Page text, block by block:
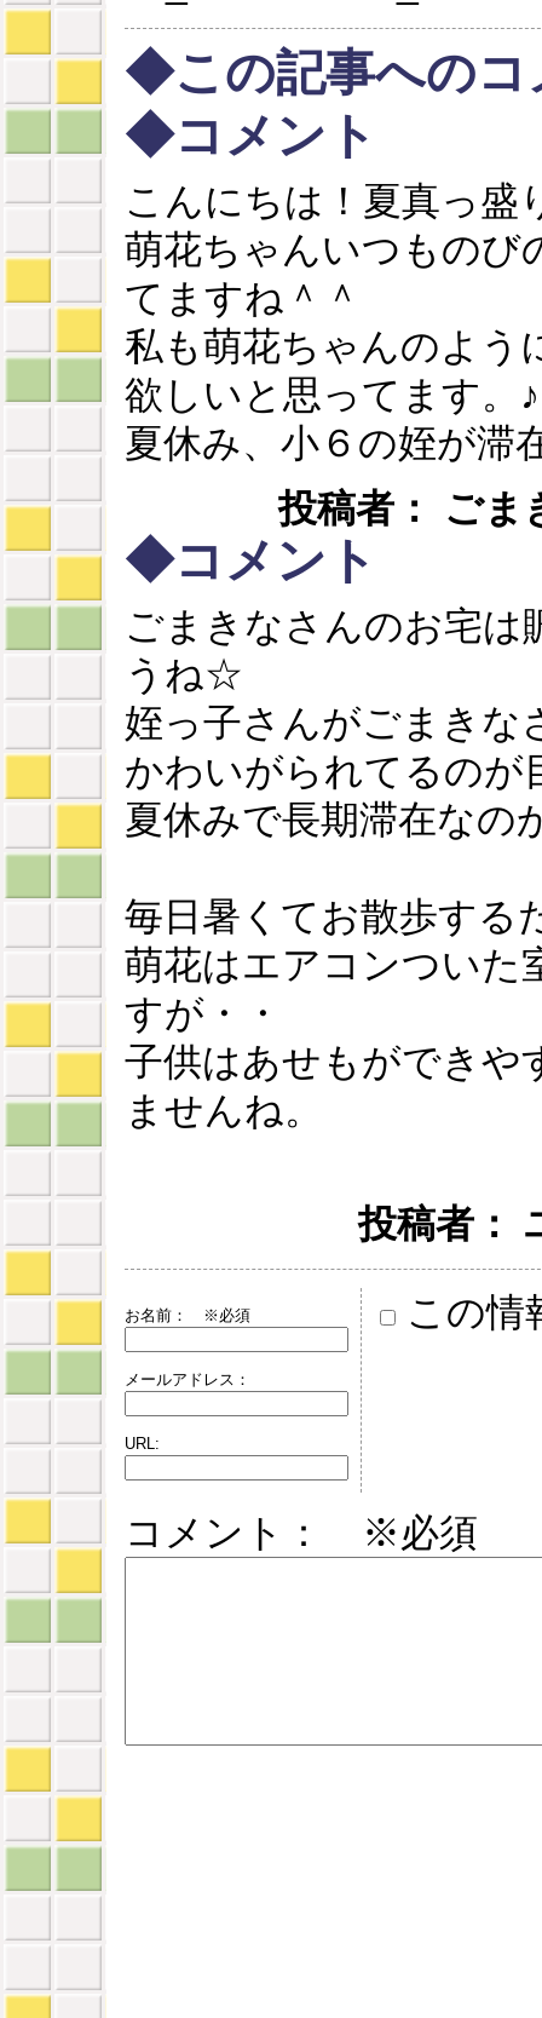
◆この記事へのコ
◆コメント
こんにちは！夏真っ盛
萌花ちゃんいつものび
てますね＾＾
私も萌花ちゃんのよう
欲しいと思ってます。♪
夏休み、小６の姪が滞
投稿者： ごま
◆コメント
ごまきなさんのお宅は
うね☆
姪っ子さんがごまきな
かわいがられてるのが
夏休みで長期滞在なの
毎日暑くてお散歩する
萌花はエアコンついた
すが・・
子供はあせもができや
ませんね。
投稿者：
お名前： ※必須
メールアドレス：
URL:
この情
コメント： ※必須